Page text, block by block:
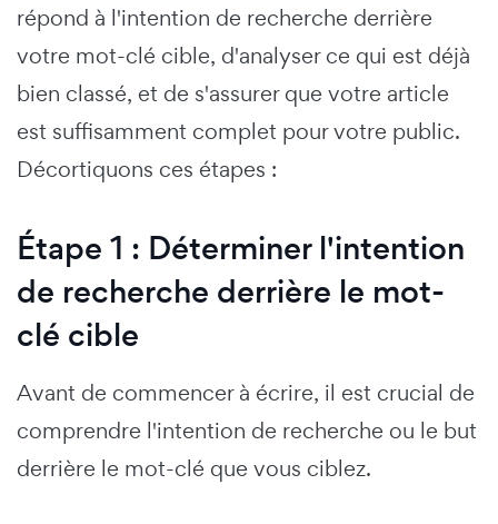
répond à l'intention de recherche derrière
votre mot-clé cible, d'analyser ce qui est déjà
bien classé, et de s'assurer que votre article
est suffisamment complet pour votre public.
Décortiquons ces étapes :
Étape 1 : Déterminer l'intention
de recherche derrière le mot-
clé cible
Avant de commencer à écrire, il est crucial de
comprendre l'intention de recherche ou le but
derrière le mot-clé que vous ciblez.